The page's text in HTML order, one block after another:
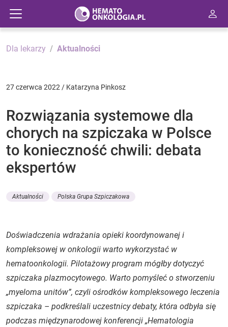
Dla lekarzy Aktualności
27 czerwca 2022 / Katarzyna Pinkosz
Rozwiązania systemowe dla
chorych na szpiczaka w Polsce
to konieczność chwili: debata
ekspertów
Aktualności Polska Grupa Szpiczakowa
Doświadczenia wdrażania opieki koordynowanej i
kompleksowej w onkologii warto wykorzystać w
hematoonkologii. Pilotażowy program mógłby dotyczyć
szpiczaka plazmocytowego. Warto pomyśleć o stworzeniu
„myeloma unitów”, czyli ośrodków kompleksowego leczenia
szpiczaka – podkreślali uczestnicy debaty, która odbyła się
podczas międzynarodowej konferencji „Hematologia